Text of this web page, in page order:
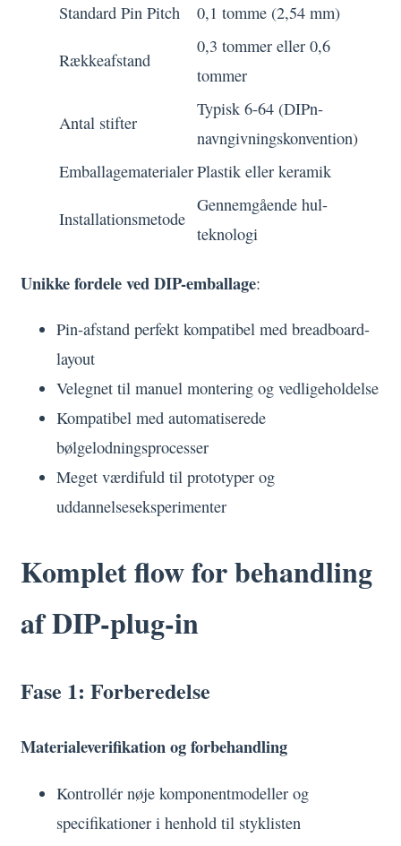
Standard Pin Pitch
0,1 tomme (2,54 mm)
Rækkeafstand
0,3 tommer eller 0,6
tommer
Antal stifter
Typisk 6-64 (DIPn-
navngivningskonvention)
EmballagematerialerPlastik eller keramik
Installationsmetode
Gennemgående hul-
teknologi
Unikke fordele ved DIP-emballage:
Pin-afstand perfekt kompatibel med breadboard-
layout
Velegnet til manuel montering og vedligeholdelse
Kompatibel med automatiserede
bølgelodningsprocesser
Meget værdifuld til prototyper og
uddannelseseksperimenter
Komplet flow for behandling
af DIP-plug-in
Fase 1: Forberedelse
Materialeverifikation og forbehandling
Kontrollér nøje komponentmodeller og
specifikationer i henhold til styklisten